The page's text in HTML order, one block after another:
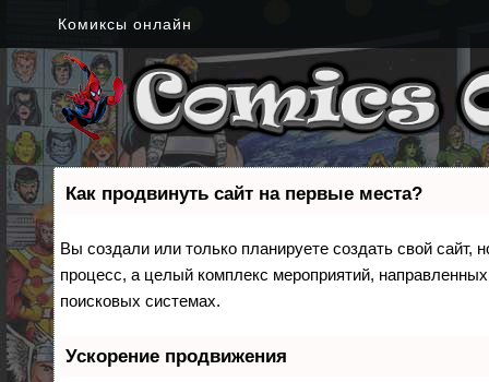
Комиксы онлайн
Как продвинуть сайт на первые места?
Вы создали или только планируете создать свой сайт,
процесс, а целый комплекс мероприятий,
поисковых системах.
Ускорение продвижения